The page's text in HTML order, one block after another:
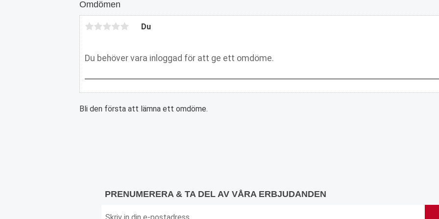
Omdömen
Du
Bli den första att lämna ett omdöme.
PRENUMERERA & TA DEL AV VÅRA ERBJUDANDEN